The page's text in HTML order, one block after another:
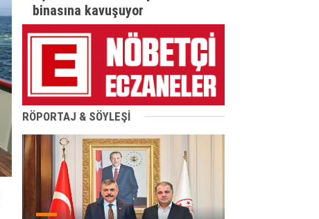
binasına kavuşuyor
RÖPORTAJ & SÖYLEŞİ